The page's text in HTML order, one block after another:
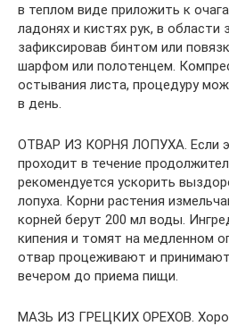
в теплом виде приложить к
ладонях и кистях рук, в области
зафиксировав бинтом или
шарфом или полотенцем.
остывания листа, процедуру
в день.
ОТВАР ИЗ КОРНЯ ЛОПУХА. Если
проходит в течение
рекомендуется ускорить
лопуха. Корни растения
корней берут 200 мл воды.
кипения и томят на медленном
отвар процеживают и
вечером до приема пищи.
МАЗЬ ИЗ ГРЕЦКИХ ОРЕХОВ.